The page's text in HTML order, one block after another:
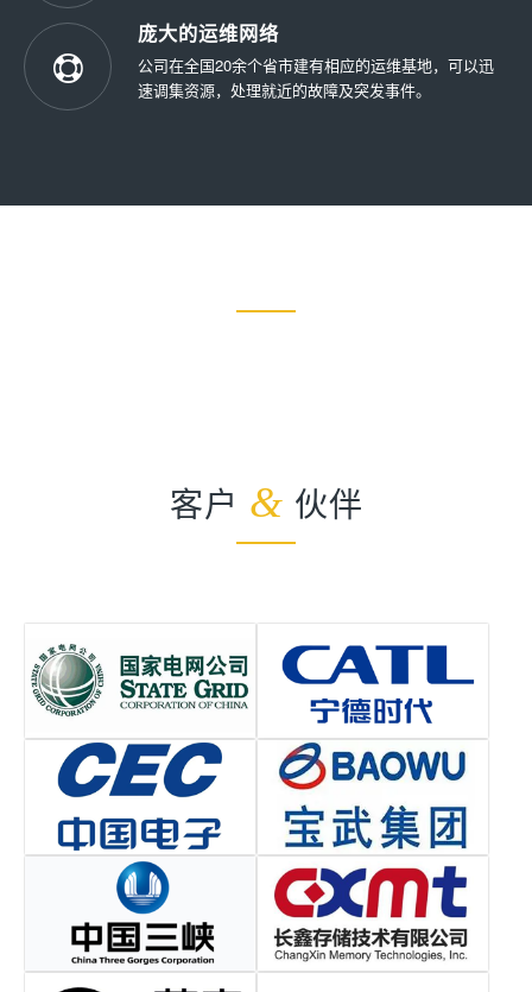
庞大的运维网络
公司在全国20余个省市建有相应的运维基地，可以迅
速调集资源，处理就近的故障及突发事件。
客户 & 伙伴